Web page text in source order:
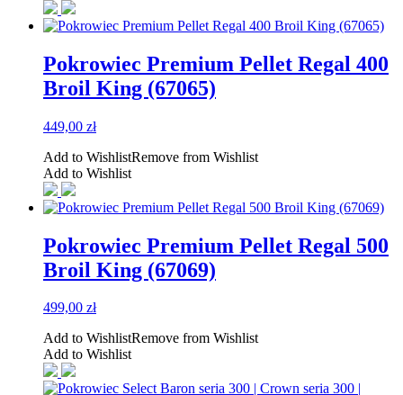
Pokrowiec Premium Pellet Regal 400
Broil King (67065)
449,00 zł
Add to WishlistRemove from Wishlist
Add to Wishlist
Pokrowiec Premium Pellet Regal 500
Broil King (67069)
499,00 zł
Add to WishlistRemove from Wishlist
Add to Wishlist